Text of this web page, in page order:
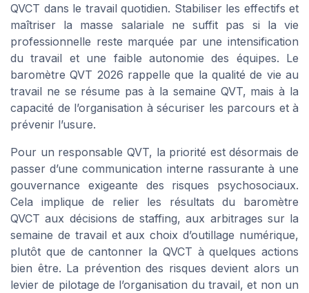
QVCT dans le travail quotidien. Stabiliser les effectifs et
maîtriser la masse salariale ne suffit pas si la vie
professionnelle reste marquée par une intensification
du travail et une faible autonomie des équipes. Le
baromètre QVT 2026 rappelle que la qualité de vie au
travail ne se résume pas à la semaine QVT, mais à la
capacité de l’organisation à sécuriser les parcours et à
prévenir l’usure.
Pour un responsable QVT, la priorité est désormais de
passer d’une communication interne rassurante à une
gouvernance exigeante des risques psychosociaux.
Cela implique de relier les résultats du baromètre
QVCT aux décisions de staffing, aux arbitrages sur la
semaine de travail et aux choix d’outillage numérique,
plutôt que de cantonner la QVCT à quelques actions
bien être. La prévention des risques devient alors un
levier de pilotage de l’organisation du travail, et non un